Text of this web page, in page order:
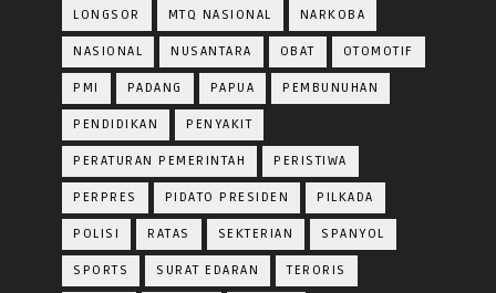
LONGSOR MTQ NASIONAL NARKOBA
NASIONAL NUSANTARA OBAT OTOMOTIF
PMI PADANG PAPUA PEMBUNUHAN
PENDIDIKAN PENYAKIT
PERATURAN PEMERINTAH PERISTIWA
PERPRES PIDATO PRESIDEN PILKADA
POLISI RATAS SEKTERIAN SPANYOL
SPORTS SURAT EDARAN TERORIS